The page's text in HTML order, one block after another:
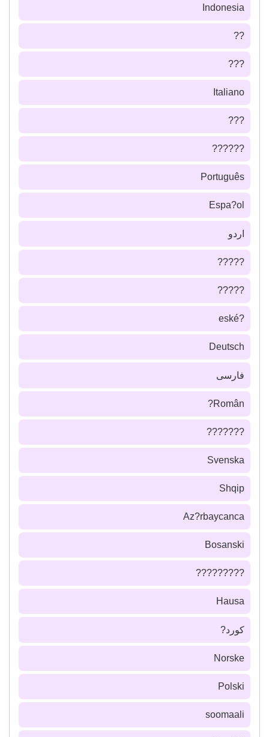
Indonesia
??
???
Italiano
???
??????
Português
Espa?ol
اردو
?????
?????
?eské
Deutsch
فارسى
Român?
???????
Svenska
Shqip
Az?rbaycanca
Bosanski
?????????
Hausa
كورد?
Norske
Polski
soomaali